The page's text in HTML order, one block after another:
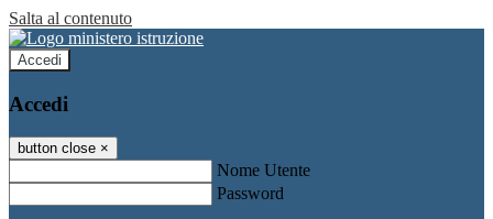
Salta al contenuto
Accedi
Accedi
button close ×
Nome Utente
Password